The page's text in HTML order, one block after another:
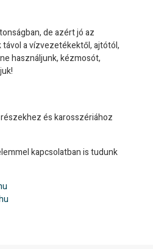
de azért jó az
a vízvezetékektől, ajtótól,
használjunk, kézmosót,
és karosszériához
kapcsolatban is tudunk